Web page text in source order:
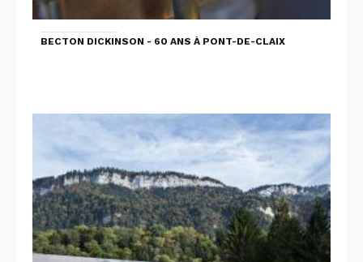
BECTON DICKINSON - 60 ANS À PONT-DE-CLAIX